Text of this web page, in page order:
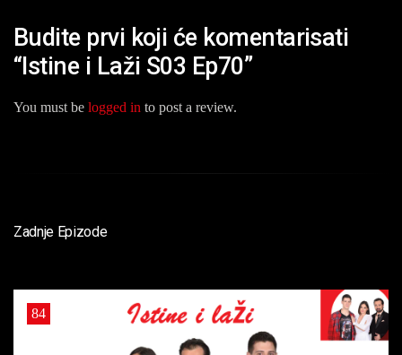
Budite prvi koji će komentarisati
“Istine i Laži S03 Ep70”
You must be logged in to post a review.
Zadnje Epizode
84